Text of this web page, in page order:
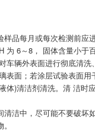
样品每月或每次检测前应
为 6～8， 固体含量小于
车辆外表面进行彻底清洗
表面；若涂层试验表面用
体)清洁剂清洗。清 洁时
清洁中，尽可能不要破坏